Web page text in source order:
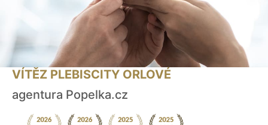
VÍTĚZ PLEBISCITY ORLOVÉ
agentura Popelka.cz